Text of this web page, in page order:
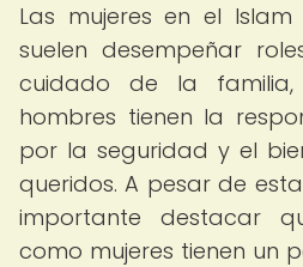
Las mujeres en el
suelen desempeñar
cuidado de la
hombres tienen la
por la seguridad y el
queridos. A pesar de
importante destacar
como mujeres tienen un